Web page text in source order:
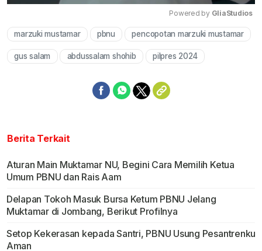
Mute
Powered by GliaStudios
marzuki mustamar pbnu pencopotan marzuki mustamar
gus salam abdussalam shohib pilpres 2024
Berita Terkait
Aturan Main Muktamar NU, Begini Cara Memilih Ketua
Umum PBNU dan Rais Aam
Delapan Tokoh Masuk Bursa Ketum PBNU Jelang
Muktamar di Jombang, Berikut Profilnya
Setop Kekerasan kepada Santri, PBNU Usung Pesantrenku
Aman